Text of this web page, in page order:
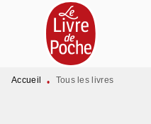
MENU RECHERCHE
PIED DE PAGE
Accueil • Tous les livres